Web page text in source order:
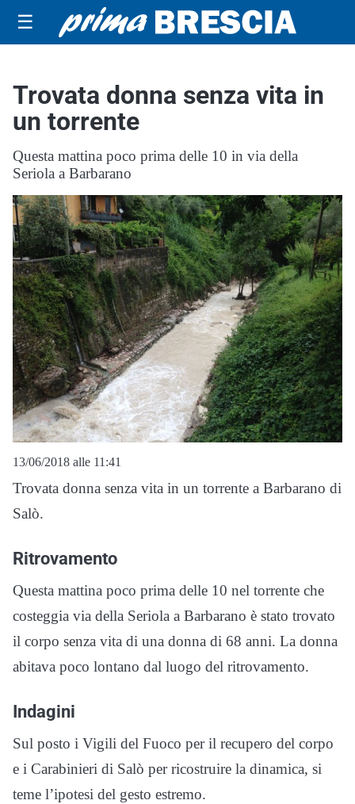
☰
Trovata donna senza vita in
un torrente
Questa mattina poco prima delle 10 in via della
Seriola a Barbarano
13/06/2018 alle 11:41
Trovata donna senza vita in un torrente a Barbarano di
Salò.
Ritrovamento
Questa mattina poco prima delle 10 nel torrente che
costeggia via della Seriola a Barbarano è stato trovato
il corpo senza vita di una donna di 68 anni. La donna
abitava poco lontano dal luogo del ritrovamento.
Indagini
Sul posto i Vigili del Fuoco per il recupero del corpo
e i Carabinieri di Salò per ricostruire la dinamica, si
teme l’ipotesi del gesto estremo.